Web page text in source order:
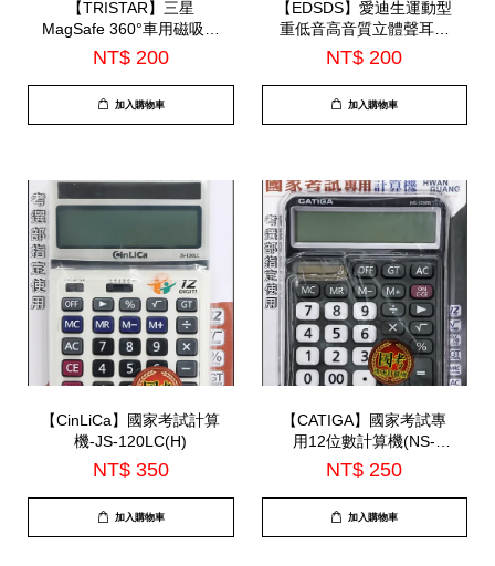
【TRISTAR】三星
MagSafe 360°車用磁吸手
機支架(TS-PA31)
NT$ 200
加入購物車
【EDSDS】愛迪生運動型
重低音高音質立體聲耳機
(EDS-C421)*顏色隨機出*
NT$ 200
加入購物車
【CinLiCa】國家考試計算
機-JS-120LC(H)
NT$ 350
加入購物車
【CATIGA】國家考試專
用12位數計算機(NS-
1200B)
NT$ 250
加入購物車